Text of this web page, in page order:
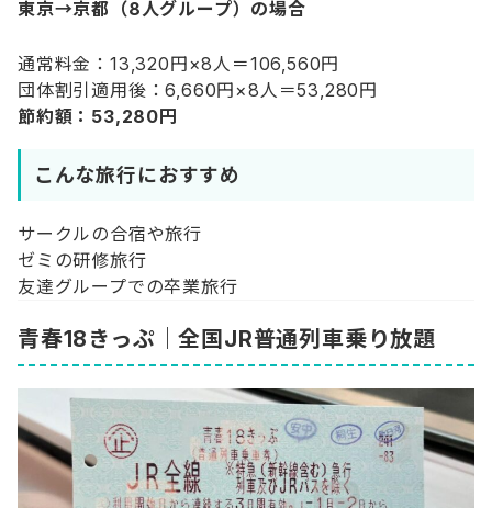
東京→京都（8人グループ）の場合
通常料金：13,320円×8人＝106,560円
団体割引適用後：6,660円×8人＝53,280円
節約額：53,280円
こんな旅行におすすめ
サークルの合宿や旅行
ゼミの研修旅行
友達グループでの卒業旅行
青春18きっぷ｜全国JR普通列車乗り放題